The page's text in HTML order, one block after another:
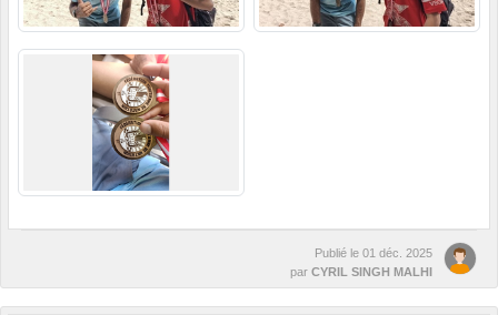
Publié le 01 déc. 2025
par CYRIL SINGH MALHI